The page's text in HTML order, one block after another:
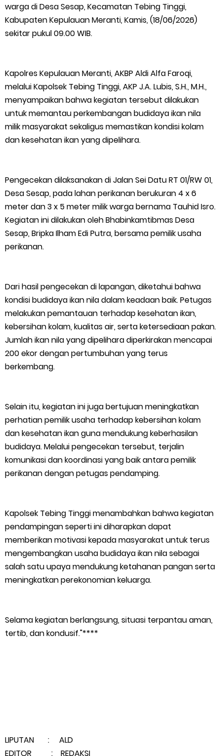
Meranti 2026, 30 Putra-Putri Terbaik Disiapkan Kibarkan Merah
Penanganan Jalur Lembah Anai dan Malalak
Bupati Asmar Lepas 77 Kontingen Pramuka Meranti Ikuti
Jambore Nasional XII 2026 di Cibubur
Sinergitas dengan Insan Pers, Komunitas dan Mahasiswa
PLN Selat Panjang Minta Maaf, Janji Datangkan Mesin Sewa
Atasi Pemadaman di Merbau.
Warga Kecamatan Merbau dan Kecamatan Putri Puyu Tuntut
FPMP.TB Bersama OPP Teluk Belitung, Dan Perwakilan
Masyarakat Desa Se- Kecamatan Merbau Datangi PLTG
Melibur
Bupati Asmar Perkuat Sinergi dengan Danposal Selatpanjang,
44 Tim Berlaga di Banglas Barat Cup II, Pemkab Meranti
Dorong Lahirnya Atlet Berprestasi
HUT IBI Ke-75, Bupati Asmar: Bidan Garda Terdepan Wujudkan
Generasi Emas Indonesia 2045
2026, Duta Putra Raih Juara Pertama
Empat ( 4 ) Orang Putra Terbaik Maju Bacalon Kades Baran
Melintang
warga di Desa Sesap, Kecamatan Tebing Tinggi,
Kabupaten Kepulauan Meranti, Kamis, (18/06/2026)
sekitar pukul 09.00 WIB.
Kapolres Kepulauan Meranti, AKBP Aldi Alfa Faroqi,
melalui Kapolsek Tebing Tinggi, AKP J.A. Lubis, S.H., M.H.,
menyampaikan bahwa kegiatan tersebut dilakukan
untuk memantau perkembangan budidaya ikan nila
milik masyarakat sekaligus memastikan kondisi kolam
dan kesehatan ikan yang dipelihara.
Pengecekan dilaksanakan di Jalan Sei Datu RT 01/RW 01,
Desa Sesap, pada lahan perikanan berukuran 4 x 6
meter dan 3 x 5 meter milik warga bernama Tauhid Isro.
Kegiatan ini dilakukan oleh Bhabinkamtibmas Desa
Sesap, Bripka Ilham Edi Putra, bersama pemilik usaha
perikanan.
Dari hasil pengecekan di lapangan, diketahui bahwa
kondisi budidaya ikan nila dalam keadaan baik. Petugas
melakukan pemantauan terhadap kesehatan ikan,
kebersihan kolam, kualitas air, serta ketersediaan pakan.
Jumlah ikan nila yang dipelihara diperkirakan mencapai
200 ekor dengan pertumbuhan yang terus
berkembang.
Selain itu, kegiatan ini juga bertujuan meningkatkan
perhatian pemilik usaha terhadap kebersihan kolam
dan kesehatan ikan guna mendukung keberhasilan
budidaya. Melalui pengecekan tersebut, terjalin
komunikasi dan koordinasi yang baik antara pemilik
perikanan dengan petugas pendamping.
Kapolsek Tebing Tinggi menambahkan bahwa kegiatan
pendampingan seperti ini diharapkan dapat
memberikan motivasi kepada masyarakat untuk terus
mengembangkan usaha budidaya ikan nila sebagai
salah satu upaya mendukung ketahanan pangan serta
meningkatkan perekonomian keluarga.
Selama kegiatan berlangsung, situasi terpantau aman,
tertib, dan kondusif."****
LIPUTAN : ALD
EDITOR : REDAKSI